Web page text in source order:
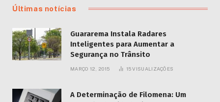
Últimas notícias
Guararema Instala Radares
Inteligentes para Aumentar a
Segurança no Trânsito
MARÇO 12, 2015 15VISUALIZAÇÕES
A Determinação de Filomena: Um